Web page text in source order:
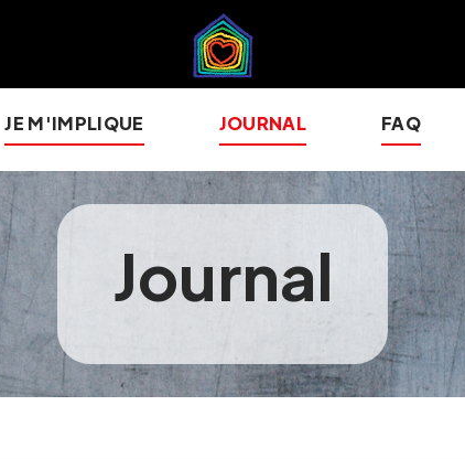
JE M'IMPLIQUE JOURNAL FAQ
Journal